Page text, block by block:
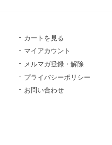
カートを見る
マイアカウント
メルマガ登録・解除
プライバシーポリシー
お問い合わせ